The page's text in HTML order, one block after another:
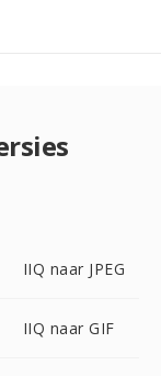
IIQ naar JPEG
IIQ naar GIF